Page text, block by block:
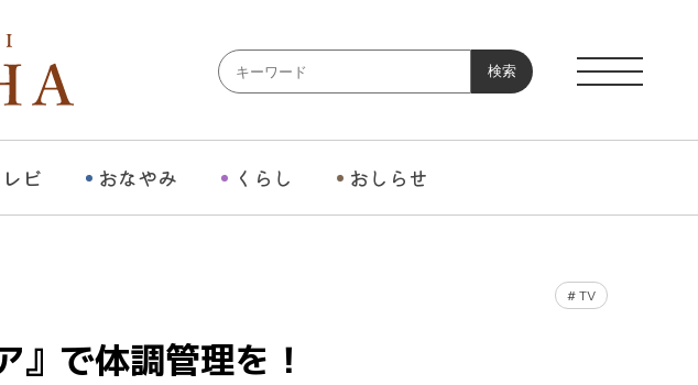
検索
ビ おなやみ くらし おしらせ
#TV
で体調管理を！